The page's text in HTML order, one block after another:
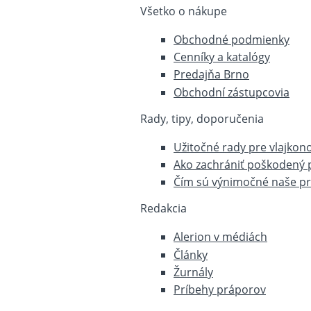
Všetko o nákupe
Obchodné podmienky
Cenníky a katalógy
Predajňa Brno
Obchodní zástupcovia
Rady, tipy, doporučenia
Užitočné rady pre
Ako zachrániť poškodený
Čím sú výnimočné naše
Redakcia
Alerion v médiách
Články
Žurnály
Príbehy práporov